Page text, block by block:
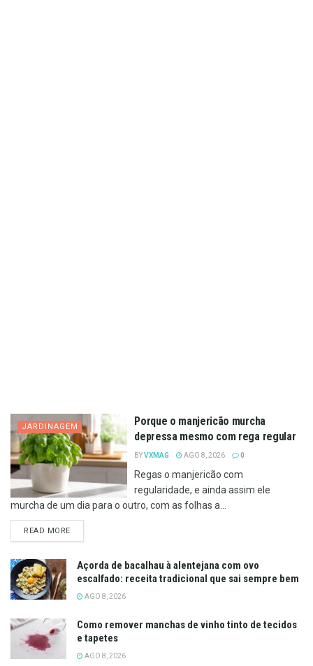
JARDINAGEM
Porque o manjericão murcha
depressa mesmo com rega regular
BYVXMAG AGO 8, 2026 0
Regas o manjericão com
regularidade, e ainda assim ele
murcha de um dia para o outro, com as folhas a...
READ MOREDETAILS
Açorda de bacalhau à alentejana com ovo
escalfado: receita tradicional que sai sempre bem
AGO 8, 2026
Como remover manchas de vinho tinto de tecidos
e tapetes
AGO 8, 2026